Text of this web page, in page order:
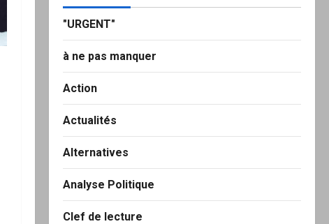
"URGENT"
à ne pas manquer
Action
Actualités
Alternatives
Analyse Politique
Clef de lecture